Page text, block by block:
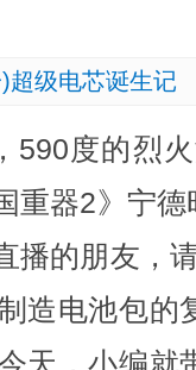
超级电芯诞生记
590度的烈
重器2》宁
播的朋友，
造电池包的
天，小编就